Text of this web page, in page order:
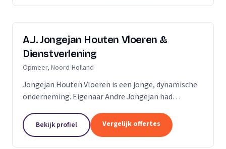
A.J. Jongejan Houten Vloeren &
Dienstverlening
Opmeer, Noord-Holland
Jongejan Houten Vloeren is een jonge, dynamische
onderneming. Eigenaar Andre Jongejan had
timmerbranche, toen hij in 2004 met zijn eigen
bedrijf van start ging....
Bekijk profiel Vergelijk offertes